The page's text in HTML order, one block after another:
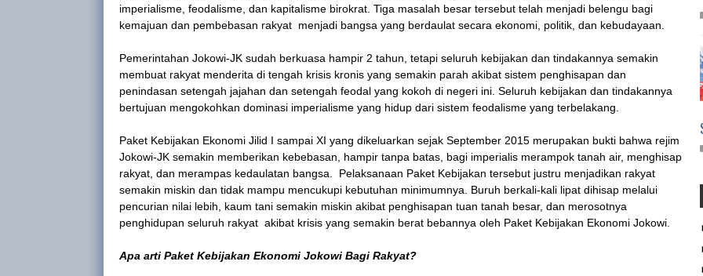
imperialisme, feodalisme, dan kapitalisme birokrat. Tiga masalah besar tersebut telah menjadi belengu bagi
kemajuan dan pembebasan rakyat menjadi bangsa yang berdaulat secara ekonomi, politik, dan kebudayaan.
Pemerintahan Jokowi-JK sudah berkuasa hampir 2 tahun, tetapi seluruh kebijakan dan tindakannya semakin
membuat rakyat menderita di tengah krisis kronis yang semakin parah akibat sistem penghisapan dan
penindasan setengah jajahan dan setengah feodal yang kokoh di negeri ini. Seluruh kebijakan dan tindakannya
bertujuan mengokohkan dominasi imperialisme yang hidup dari sistem feodalisme yang terbelakang.
Paket Kebijakan Ekonomi Jilid I sampai XI yang dikeluarkan sejak September 2015 merupakan bukti bahwa rejim
Jokowi-JK semakin memberikan kebebasan, hampir tanpa batas, bagi imperialis merampok tanah air, menghisap
rakyat, dan merampas kedaulatan bangsa. Pelaksanaan Paket Kebijakan tersebut justru menjadikan rakyat
semakin miskin dan tidak mampu mencukupi kebutuhan minimumnya. Buruh berkali-kali lipat dihisap melalui
pencurian nilai lebih, kaum tani semakin miskin akibat penghisapan tuan tanah besar, dan merosotnya
penghidupan seluruh rakyat akibat krisis yang semakin berat bebannya oleh Paket Kebijakan Ekonomi Jokowi.
Apa arti Paket Kebijakan Ekonomi Jokowi Bagi Rakyat?